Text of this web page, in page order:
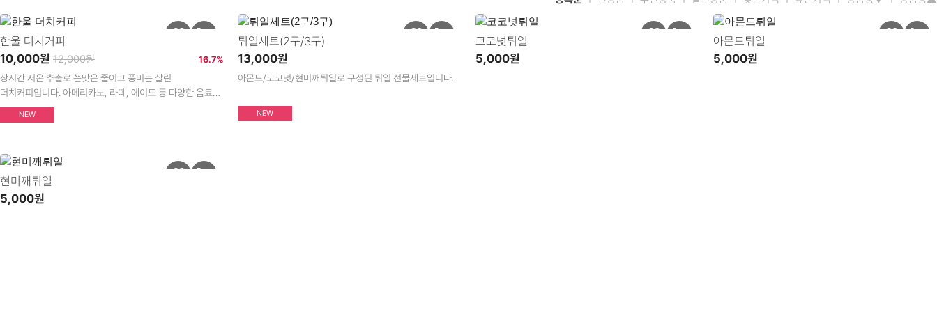
한울 더치커피
10,000원 12,000원 16.7%
장시간 저온 추출로 쓴맛은 줄이고 풍미는 살린
더치커피입니다. 아메리카노, 라떼, 에이드 등 다양한 음료로
간편하게 즐겨보세요.
NEW
튀일세트(2구/3구)
13,000원
아몬드/코코넛/현미깨튀일로 구성된 튀일 선물세트입니다.
NEW
코코넛튀일
5,000원
아몬드튀일
5,000원
현미깨튀일
5,000원